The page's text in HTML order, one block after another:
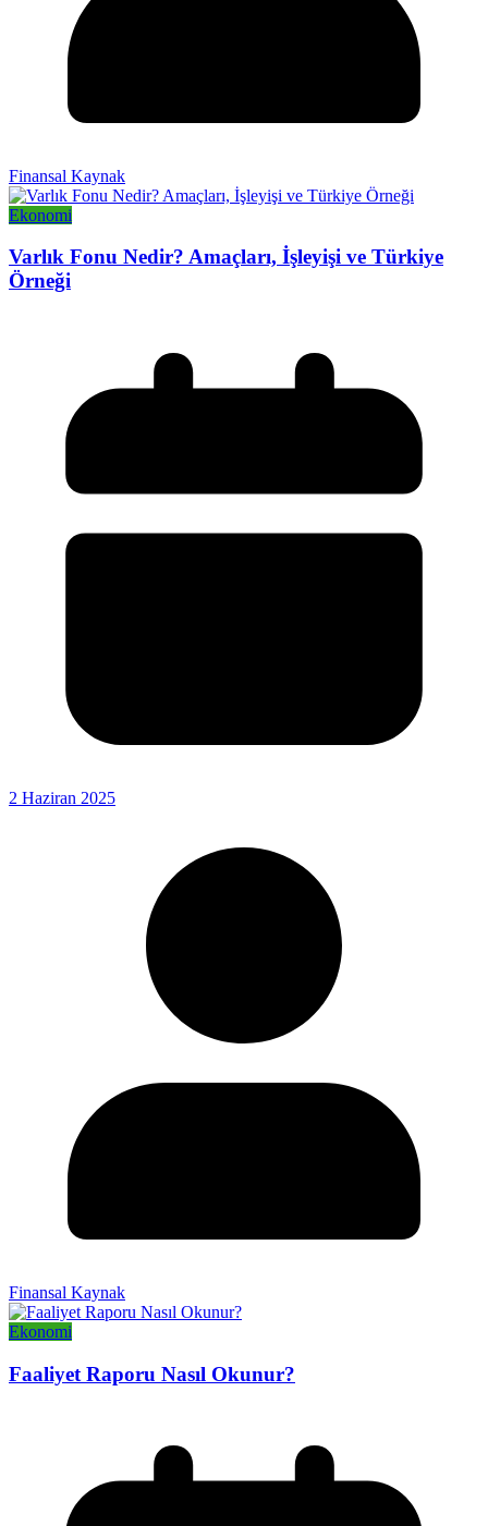
Finansal Kaynak
Ekonomi
Varlık Fonu Nedir? Amaçları, İşleyişi ve Türkiye
Örneği
2 Haziran 2025
Finansal Kaynak
Ekonomi
Faaliyet Raporu Nasıl Okunur?